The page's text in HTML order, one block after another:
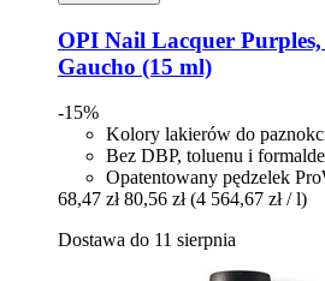
OPI Nail Lacquer
Gaucho (15 ml)
-15%
Kolory lakierów do
Bez DBP, toluenu i
Opatentowany pędzelek
68,47 zł 80,56 zł (4 564,67 zł / l)
Dostawa do 11 sierpnia